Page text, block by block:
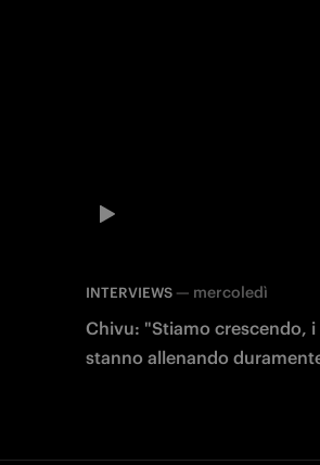
INTERVIEWS— mercoledì
Chivu: "Stiamo crescendo, i
stanno allenando